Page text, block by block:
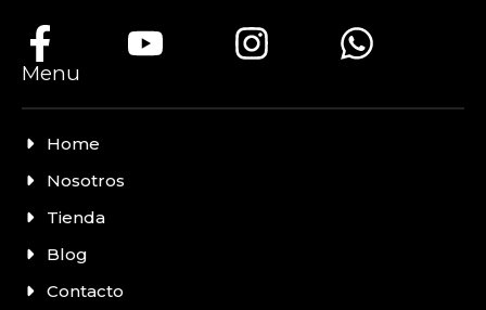
Menu
Home
Nosotros
Tienda
Blog
Contacto